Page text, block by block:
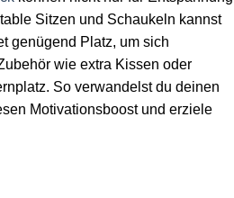
Sitzen und Schaukeln kannst
genügend Platz, um sich
wie extra Kissen oder
So verwandelst du deinen
Motivationsboost und erziele